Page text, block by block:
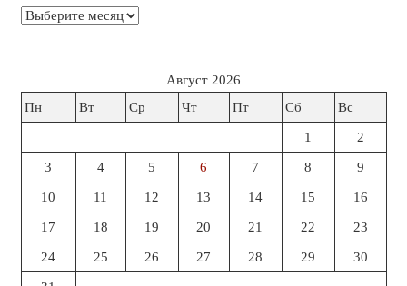
Архивы
Август 2026
Пн
Вт Ср Чт Пт Сб Вс
1 2
3 4 5 6 7 8 9
10 11 12 13 14 15 16
17 18 19 20 21 22 23
24 25 26 27 28 29 30